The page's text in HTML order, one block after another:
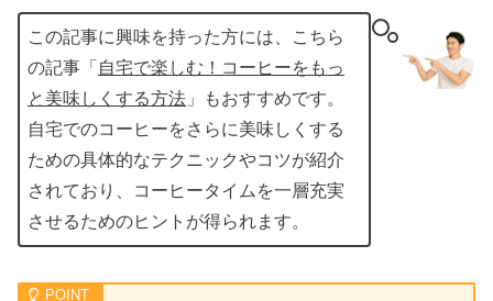
この記事に興味を持った方には、こちら
の記事「 自宅で楽しむ！コーヒーをもっ
と美味しくする方法 」もおすすめです。
自宅でのコーヒーをさらに美味しくする
ための具体的なテクニックやコツが紹介
されており、コーヒータイムを一層充実
させるためのヒントが得られます。